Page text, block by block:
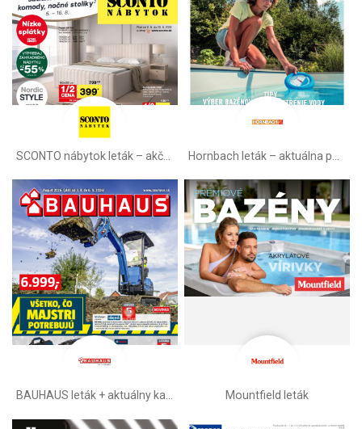
BAUHAUS leták + aktuálny katalóg Mountfield leták